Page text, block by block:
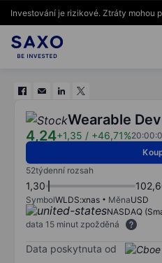
Investování je rizikové. Ztráty mohou
Wearable
4,24+1,35 / +46,71%
52týdenní rozsah
1,30
SymbolWLDS:xnas MěnaUSD
NASDAQ
data 15 minut zpožděná
Data poskytnuta od